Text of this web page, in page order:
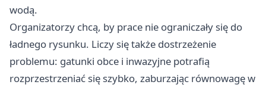
wodą.
Organizatorzy chcą, by prace nie ograniczały się do
ładnego rysunku. Liczy się także dostrzeżenie
problemu: gatunki obce i inwazyjne potrafią
rozprzestrzeniać się szybko, zaburzając równowagę w